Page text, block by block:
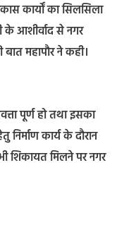
कार्यों का सिलसिला
आशीर्वाद से नगर
महापौर ने कही।
पूर्ण हो तथा इसका
कार्य के दौरान
शिकायत मिलने पर नगर